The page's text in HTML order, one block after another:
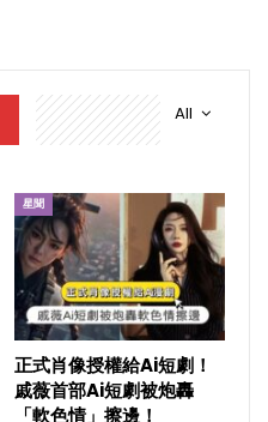
All
星聞
正式肖像授權給Ai短劇！
戚薇首部Ai短劇被炮轟
「軟色情」擦邊！